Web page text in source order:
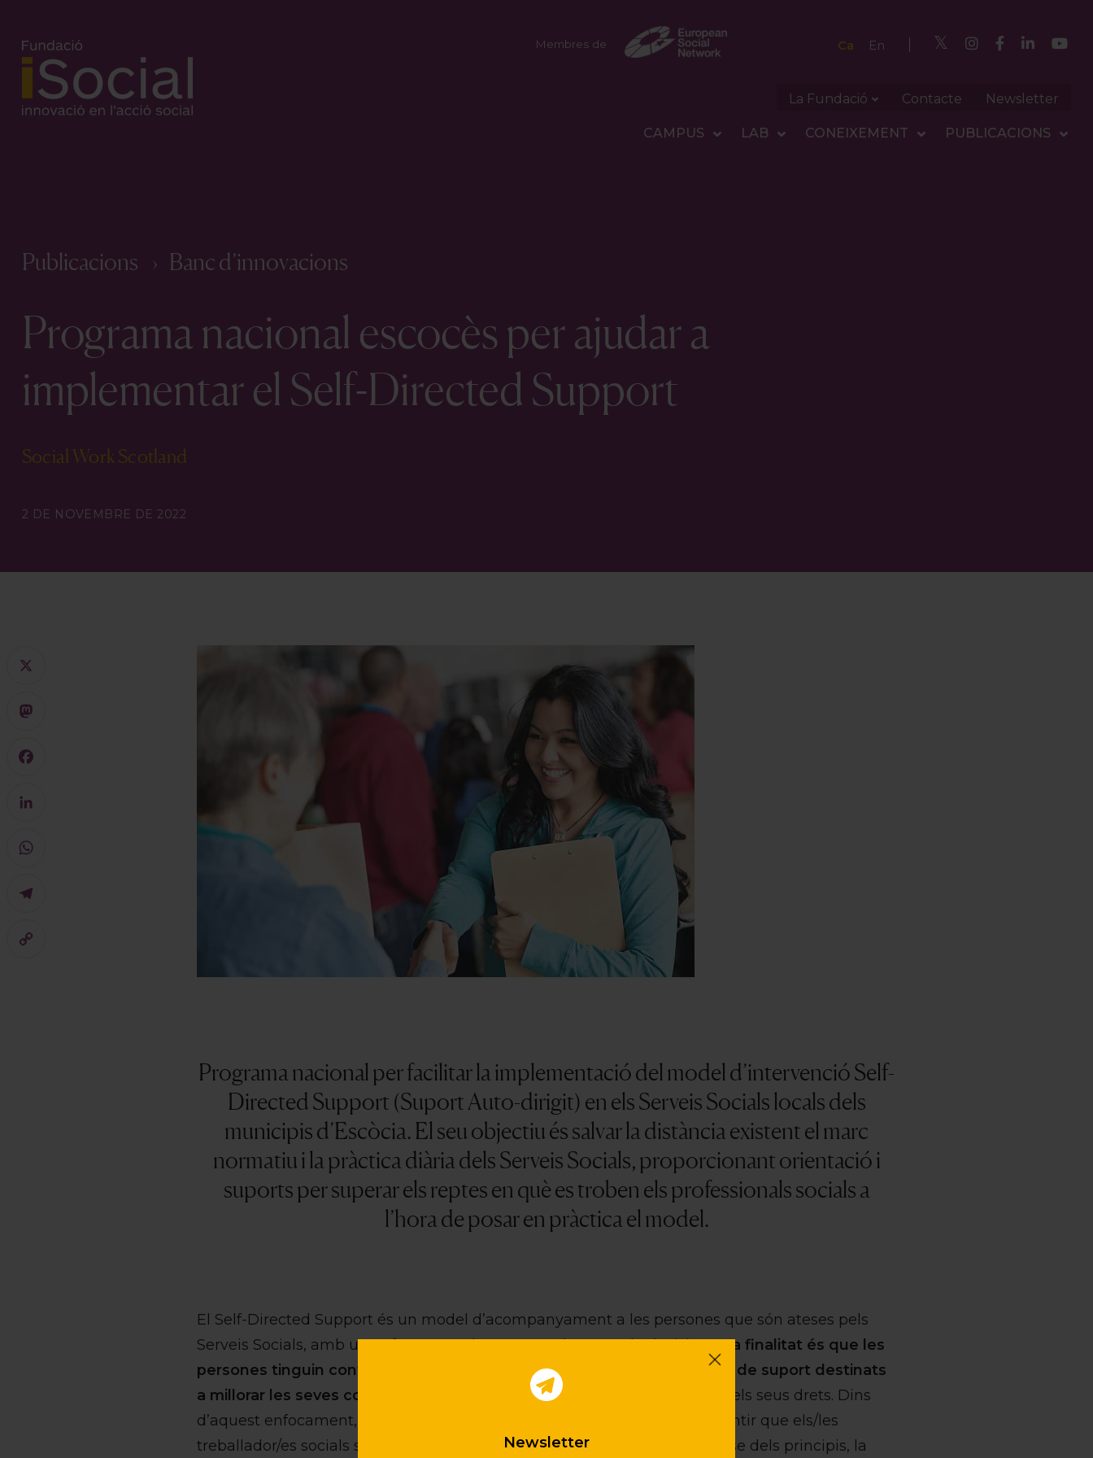
Newsletter
Membres de Ca En
La Fundació Contacte Newsletter
CAMPUS LAB CONEIXEMENT PUBLICACIONS
Publicacions Banc d’innovacions
Programa nacional escocès per ajudar a
implementar el Self-Directed Support
Social Work Scotland
2 DE NOVEMBRE DE 2022
Programa nacional per facilitar la implementació del model d’intervenció Self-
Directed Support (Suport Auto-dirigit) en els Serveis Socials locals dels
municipis d’Escòcia. El seu objectiu és salvar la distància existent el marc
normatiu i la pràctica diària dels Serveis Socials, proporcionant orientació i
suports per superar els reptes en què es troben els professionals socials a
l’hora de posar en pràctica el model.
El Self-Directed Support és un model d’acompanyament a les persones que són ateses pels
Serveis Socials, amb un enfocament de suport en la presa de decisions.La finalitat és que les
persones tinguin control i poder d’elecció sobre les accions o els plans de suport destinats
a millorar les seves condicions de vida
, a partir de les seves demandes i els seus drets. Dins
d’aquest enfocament, aquest programa de Social Work Scotland vol garantir que els/les
treballador/es socials siguin capaços d’implementar el model sobre la base dels principis, la
Mastodon
Facebook
LinkedIn
WhatsApp
Telegram